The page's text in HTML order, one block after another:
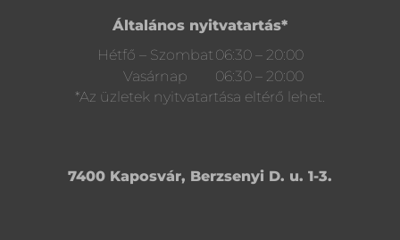
Általános nyitvatartás*
Hétfő – Szombat 06:30 – 20:00
Vasárnap
06:30 – 20:00
*Az üzletek nyitvatartása eltérő lehet.
7400 Kaposvár, Berzsenyi D. u. 1-3.